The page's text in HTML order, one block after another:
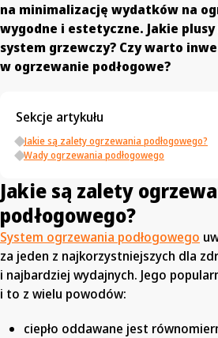
na minimalizację wydatków na
wygodne i estetyczne. Jakie
system grzewczy? Czy warto
w ogrzewanie podłogowe?
Sekcje artykułu
Jakie są zalety ogrzewania podłogowego?
Wady ogrzewania podłogowego
Jakie są zalety
podłogowego?
System ogrzewania podłogowego
za jeden z najkorzystniejszych dla
i najbardziej wydajnych. Jego
i to z wielu powodów:
ciepło oddawane jest